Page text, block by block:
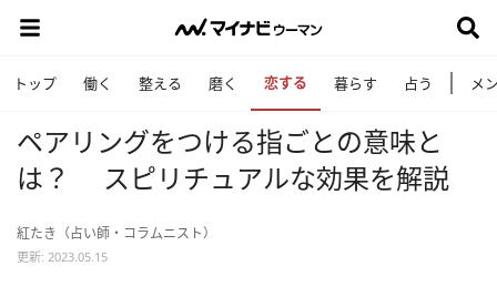
トップ 働く 整える 磨く 恋する 暮らす 占う メ
ペアリングをつける指ごとの意味と
は？ スピリチュアルな効果を解説
紅たき（占い師・コラムニスト）
更新: 2023.05.15